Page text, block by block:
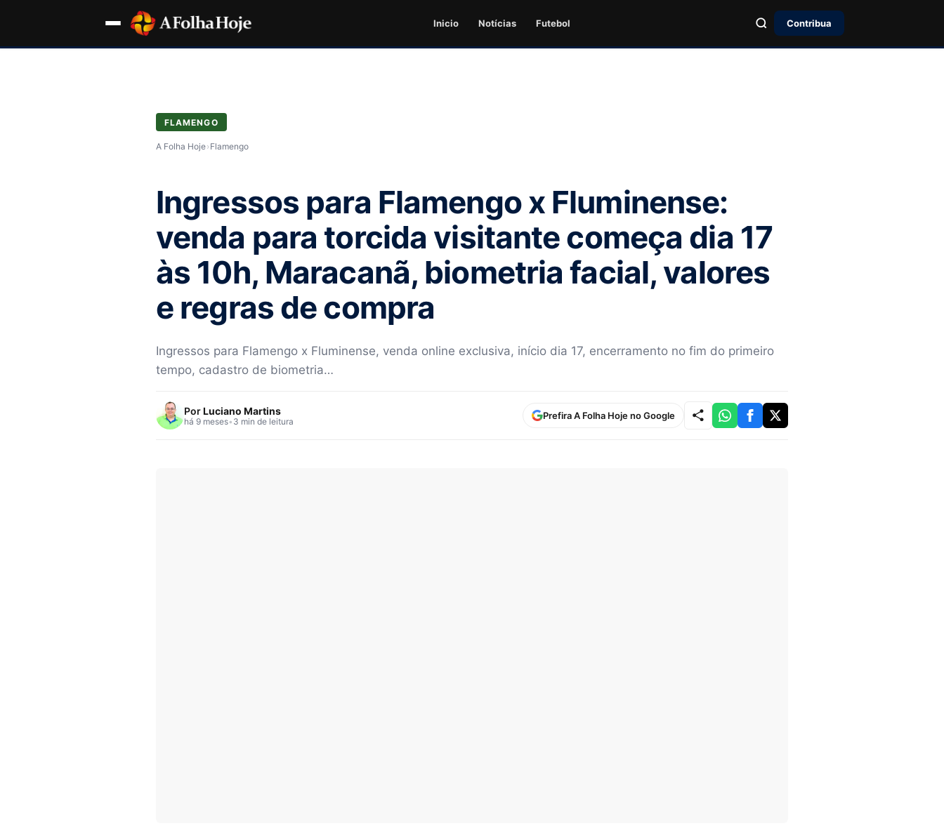
Inicio Notícias Futebol Contribua
FLAMENGO
A Folha Hoje› Flamengo
Ingressos para Flamengo x Fluminense:
venda para torcida visitante começa dia 17
às 10h, Maracanã, biometria facial, valores
e regras de compra
Ingressos para Flamengo x Fluminense, venda online exclusiva, início dia 17, encerramento no fim do primeiro
tempo, cadastro de biometria…
PorLuciano Martins
há 9 meses• 3 min de leitura
Prefira A Folha Hoje no Google